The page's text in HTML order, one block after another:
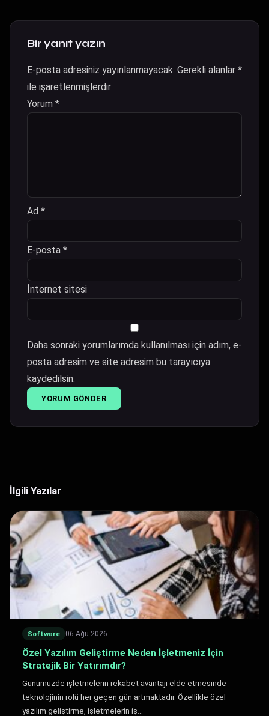
Bir yanıt yazın
E-posta adresiniz yayınlanmayacak. Gerekli alanlar *
ile işaretlenmişlerdir
Yorum *
Ad *
E-posta *
İnternet sitesi
Daha sonraki yorumlarımda kullanılması için adım, e-
posta adresim ve site adresim bu tarayıcıya
kaydedilsin.
İlgili Yazılar
Software 06 Ağu 2026
Özel Yazılım Geliştirme Neden İşletmeniz İçin
Stratejik Bir Yatırımdır?
Günümüzde işletmelerin rekabet avantajı elde etmesinde
teknolojinin rolü her geçen gün artmaktadır. Özellikle özel
yazılım geliştirme, işletmelerin iş…